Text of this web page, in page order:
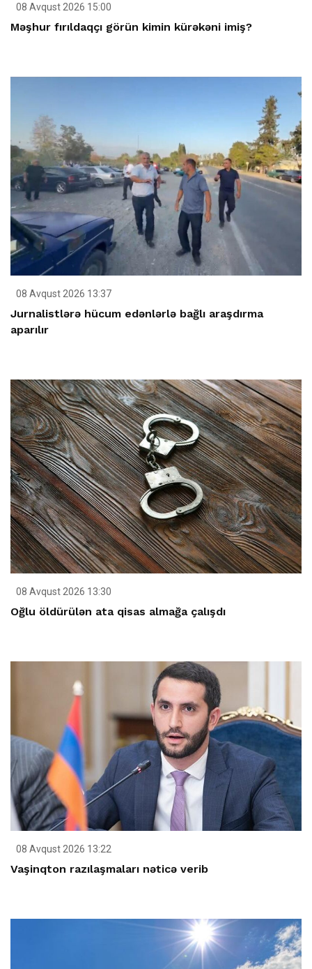
08 Avqust 2026 15:00
Məşhur fırıldaqçı görün kimin kürəkəni imiş?
08 Avqust 2026 13:37
Jurnalistlərə hücum edənlərlə bağlı araşdırma
aparılır
08 Avqust 2026 13:30
Oğlu öldürülən ata qisas almağa çalışdı
08 Avqust 2026 13:22
Vaşinqton razılaşmaları nəticə verib